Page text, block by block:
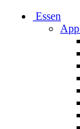
Essen